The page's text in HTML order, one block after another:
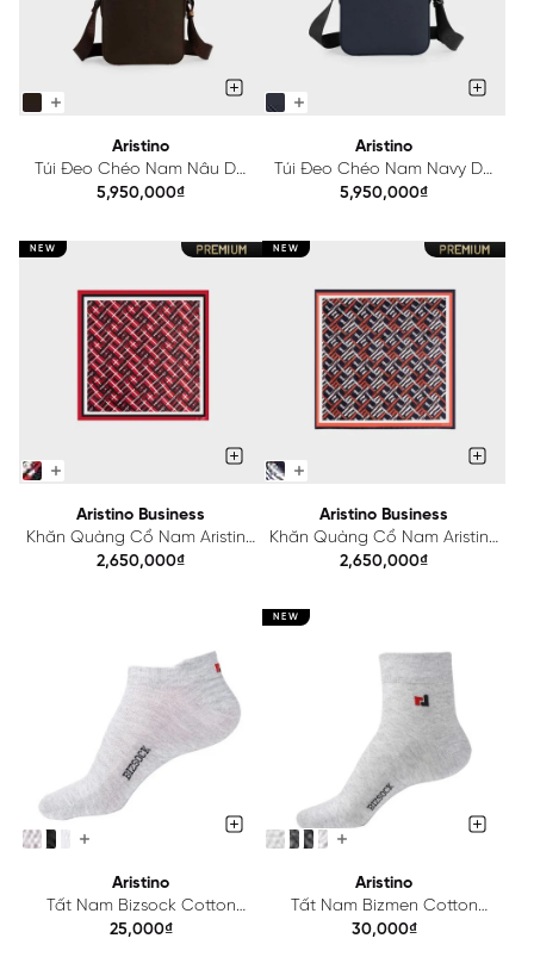
Aristino
Túi Đeo Chéo Nam Nâu Da
Thực Vật Aristino
5,950,000₫
Aristino
Túi Đeo Chéo Nam Navy Da
Thực Vật Aristino
5,950,000₫
NEW
Aristino Business
Khăn Quàng Cổ Nam Aristino
Business 1SF006S0H4
2,650,000₫
NEW
Aristino Business
Khăn Quàng Cổ Nam Aristino
Business 1SF007S0H4
2,650,000₫
Aristino
Tất Nam Bizsock Cotton
BZS005
25,000₫
NEW
Aristino
Tất Nam Bizmen Cotton
BZS004
30,000₫